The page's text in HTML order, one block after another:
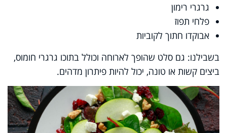
גרגרי רימון
פלחי תפוז
אבוקדו חתוך לקוביות
בשבילנו: גם סלט שהופך לארוחה וכולל בתוכו גרגרי חומוס,
ביצים קשות או טונה, יכול להיות פיתרון מדהים.